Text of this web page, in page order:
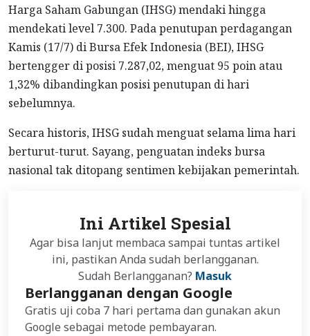
Harga Saham Gabungan (IHSG) mendaki hingga
mendekati level 7.300. Pada penutupan perdagangan
Kamis (17/7) di Bursa Efek Indonesia (BEI), IHSG
bertengger di posisi 7.287,02, menguat 95 poin atau
1,32% dibandingkan posisi penutupan di hari
sebelumnya.
Secara historis, IHSG sudah menguat selama lima hari
berturut-turut. Sayang, penguatan indeks bursa
nasional tak ditopang sentimen kebijakan pemerintah.
Ini Artikel Spesial
Agar bisa lanjut membaca sampai tuntas artikel
ini, pastikan Anda sudah berlangganan.
Sudah Berlangganan? Masuk
Berlangganan dengan Google
Gratis uji coba 7 hari pertama dan gunakan akun
Google sebagai metode pembayaran.